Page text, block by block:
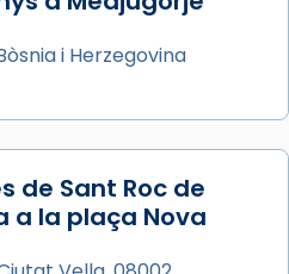
de sant Cugat, a
sorgeix la tradició
(“relatiu a Júlia”) i
a Semprònia =
i Herzegovina
de Sant Roc de
a la plaça Nova